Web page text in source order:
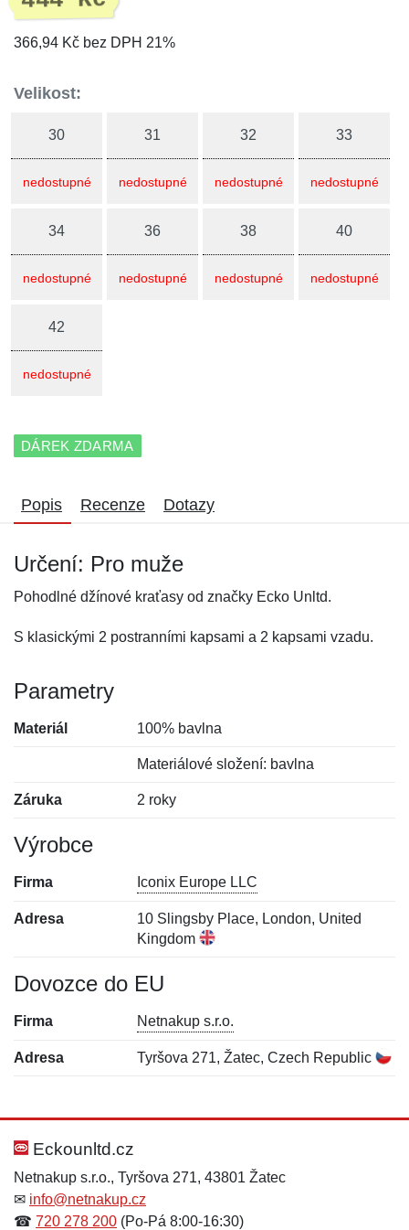
366,94 Kč bez DPH 21%
Velikost:
30
nedostupné
31
nedostupné
32
nedostupné
33
nedostupné
34
nedostupné
36
nedostupné
38
nedostupné
40
nedostupné
42
nedostupné
DÁREK ZDARMA
Popis Recenze Dotazy
Určení: Pro muže
Pohodlné džínové kraťasy od značky Ecko Unltd.
S klasickými 2 postranními kapsami a 2 kapsami vzadu.
Parametry
Materiál 100% bavlna
Materiálové složení: bavlna
Záruka 2 roky
Výrobce
Firma Iconix Europe LLC
Adresa
10 Slingsby Place, London, United
Kingdom
Dovozce do EU
Firma Netnakup s.r.o.
Adresa Tyršova 271, Žatec, Czech Republic
Hodnocení:
Jméno: *
Jméno:
E-mail:*
Eckounltd.cz
Netnakup s.r.o., Tyršova 271, 43801 Žatec
✉ info@netnakup.cz
☎ 720 278 200 (Po-Pá 8:00-16:30)